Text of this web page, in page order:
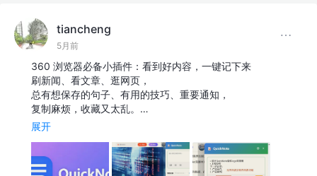
tiancheng
5月前
360 浏览器必备小插件：看到好内容，一键记下来
刷新闻、看文章、逛网页，
总有想保存的句子、有用的技巧、重要通知，
复制麻烦，收藏又太乱。…
展开